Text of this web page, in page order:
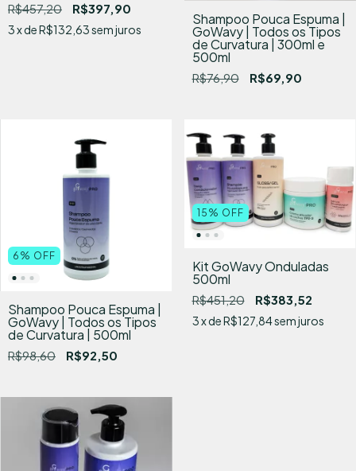
R$457,20 R$397,90
3x deR$132,63sem juros
Shampoo Pouca Espuma |
GoWavy | Todos os Tipos
de Curvatura | 300ml e
500ml
R$76,90 R$69,90
6 % OFF
Shampoo Pouca Espuma |
GoWavy | Todos os Tipos
de Curvatura | 500ml
R$98,60 R$92,50
15 % OFF
Kit GoWavy Onduladas
500ml
R$451,20 R$383,52
3x deR$127,84sem juros